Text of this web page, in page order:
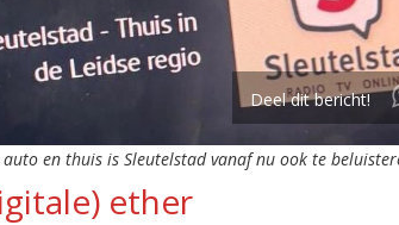
Deel dit bericht!
en thuis is Sleutelstad vanaf nu ook te
ether